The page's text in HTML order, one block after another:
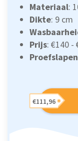
Materiaal:
Dikte: 9 cm
Prijs: €140 -
Proefslapen
€111,96